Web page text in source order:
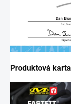
Produktová karta